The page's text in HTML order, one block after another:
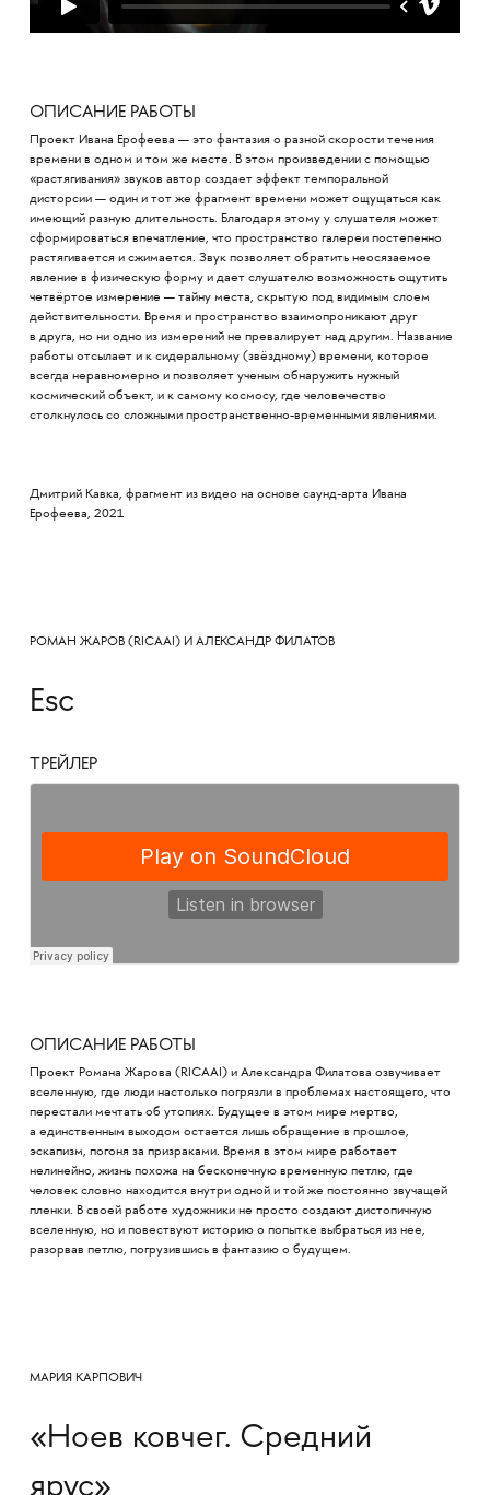
ОПИСАНИЕ РАБОТЫ
Проект Ивана Ерофеева — это фантазия о разной скорости течения
времени в одном и том же месте. В этом произведении с помощью
«растягивания» звуков автор создает эффект темпоральной
дисторсии — один и тот же фрагмент времени может ощущаться как
имеющий разную длительность. Благодаря этому у слушателя может
сформироваться впечатление, что пространство галереи постепенно
растягивается и сжимается. Звук позволяет обратить неосязаемое
явление в физическую форму и дает слушателю возможность ощутить
четвёртое измерение — тайну места, скрытую под видимым слоем
действительности. Время и пространство взаимопроникают друг
в друга, но ни одно из измерений не превалирует над другим. Название
работы отсылает и к сидеральному (звёздному) времени, которое
всегда неравномерно и позволяет ученым обнаружить нужный
космический объект, и к самому космосу, где человечество
столкнулось со сложными пространственно-временными явлениями.
Дмитрий Кавка, фрагмент из видео на основе саунд-арта Ивана
Ерофеева, 2021
РОМАН ЖАРОВ (RICAAI) И АЛЕКСАНДР ФИЛАТОВ
Esс
ТРЕЙЛЕР
ОПИСАНИЕ РАБОТЫ
Проект Романа Жарова (RICAAI) и Александра Филатова озвучивает
вселенную, где люди настолько погрязли в проблемах настоящего, что
перестали мечтать об утопиях. Будущее в этом мире мертво,
а единственным выходом остается лишь обращение в прошлое,
эскапизм, погоня за призраками. Время в этом мире работает
нелинейно, жизнь похожа на бесконечную временную петлю, где
человек словно находится внутри одной и той же постоянно звучащей
пленки. В своей работе художники не просто создают дистопичную
вселенную, но и повествуют историю о попытке выбраться из нее,
разорвав петлю, погрузившись в фантазию о будущем.
МАРИЯ КАРПОВИЧ
«Ноев ковчег. Средний